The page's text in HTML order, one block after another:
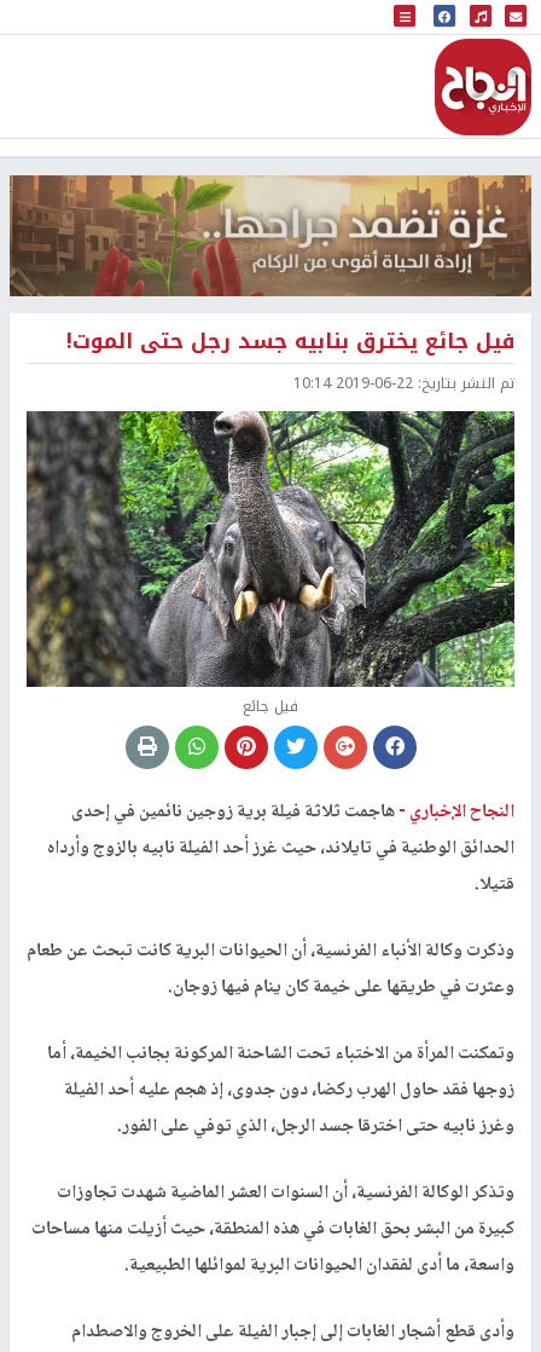
البث المباشر
إذاعة النجاح
فيل جائع يخترق بنابيه جسد رجل حتى الموت!
تم النشر بتاريخ: 2019-06-22 10:14
فيل جائع
النجاح الإخباري -هاجمت ثلاثة فيلة برية زوجين نائمين في إحدى
الحدائق الوطنية في تايلاند، حيث غرز أحد الفيلة نابيه بالزوج وأرداه
قتيلا.
وذكرت وكالة الأنباء الفرنسية، أن الحيوانات البرية كانت تبحث عن طعام
وعثرت في طريقها على خيمة كان ينام فيها زوجان.
وتمكنت المرأة من الاختباء تحت الشاحنة المركونة بجانب الخيمة، أما
زوجها فقد حاول الهرب ركضا، دون جدوى، إذ هجم عليه أحد الفيلة
وغرز نابيه حتى اخترقا جسد الرجل، الذي توفي على الفور.
وتذكر الوكالة الفرنسية، أن السنوات العشر الماضية شهدت تجاوزات
كبيرة من البشر بحق الغابات في هذه المنطقة، حيث أزيلت منها مساحات
واسعة، ما أدى لفقدان الحيوانات البرية لموائلها الطبيعية.
وأدى قطع أشجار الغابات إلى إجبار الفيلة على الخروج والاصطدام